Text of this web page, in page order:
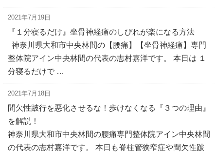
2021年7月19日
『１分寝るだけ』坐骨神経痛のしびれが楽になる方法
神奈川県大和市中央林間の【腰痛】【坐骨神経痛】専門
整体院アイン中央林間の代表の志村嘉洋です。 本日は １
分寝るだけで …
2021年7月18日
間欠性跛行を悪化させるな！歩けなくなる『３つの理由』
を解説！
神奈川県大和市中央林間の腰痛専門整体院アイン中央林間
の代表の志村嘉洋です。 本日も脊柱管狭窄症や間欠性跛